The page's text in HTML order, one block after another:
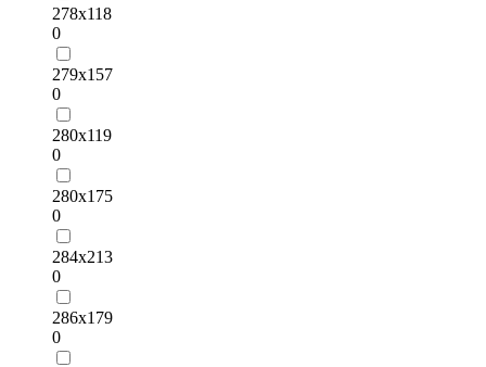
278х118
0
279х157
0
280х119
0
280х175
0
284х213
0
286х179
0